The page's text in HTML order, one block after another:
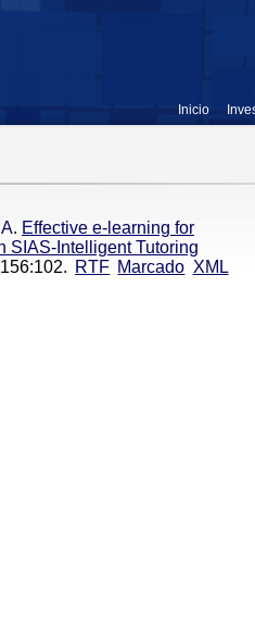
Inicio
. Effective e-learning for
SIAS-Intelligent Tutoring
RTF Marcado XML